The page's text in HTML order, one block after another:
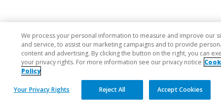
We process your personal information to measure and improve our
and service, to assist our marketing campaigns and to provide
content and advertising. By clicking the button on the right, you can
your privacy rights. For more information see our privacy notice
Policy
Your Privacy Rights Reject All Accept Cookies